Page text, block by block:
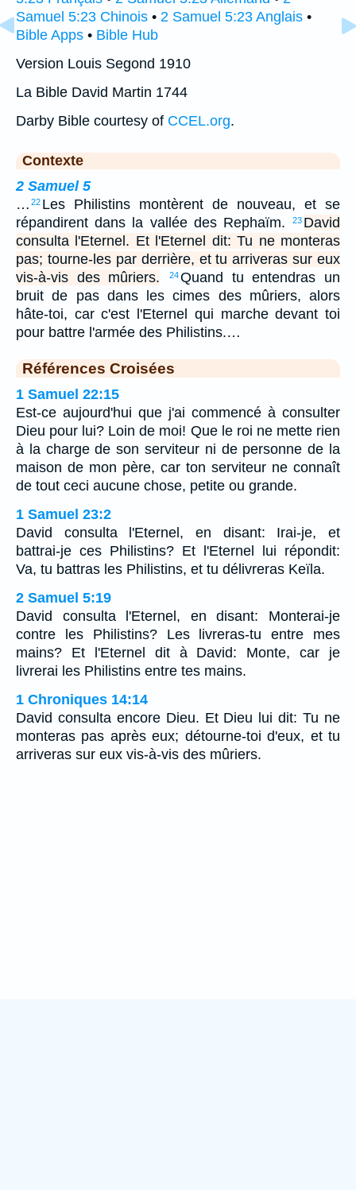
Samuel 5:23 Chinois • 2 Samuel 5:23 Anglais •
Bible Apps • Bible Hub
Version Louis Segond 1910
La Bible David Martin 1744
Darby Bible courtesy of CCEL.org.
Contexte
2 Samuel 5
… 22 Les Philistins montèrent de nouveau, et se
répandirent dans la vallée des Rephaïm.
23 David
consulta l'Eternel. Et l'Eternel dit: Tu ne monteras
pas; tourne-les par derrière, et tu arriveras sur eux
vis-à-vis des mûriers.
24Quand tu entendras un
bruit de pas dans les cimes des mûriers, alors
hâte-toi, car c'est l'Eternel qui marche devant toi
pour battre l'armée des Philistins.…
Références Croisées
1 Samuel 22:15
Est-ce aujourd'hui que j'ai commencé à consulter
Dieu pour lui? Loin de moi! Que le roi ne mette rien
à la charge de son serviteur ni de personne de la
maison de mon père, car ton serviteur ne connaît
de tout ceci aucune chose, petite ou grande.
1 Samuel 23:2
David consulta l'Eternel, en disant: Irai-je, et
battrai-je ces Philistins? Et l'Eternel lui répondit:
Va, tu battras les Philistins, et tu délivreras Keïla.
2 Samuel 5:19
David consulta l'Eternel, en disant: Monterai-je
contre les Philistins? Les livreras-tu entre mes
mains? Et l'Eternel dit à David: Monte, car je
livrerai les Philistins entre tes mains.
1 Chroniques 14:14
David consulta encore Dieu. Et Dieu lui dit: Tu ne
monteras pas après eux; détourne-toi d'eux, et tu
arriveras sur eux vis-à-vis des mûriers.